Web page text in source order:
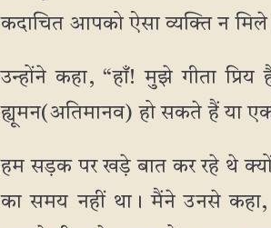
कदाचित आपको ऐसा व्यक्ति न
उन्होंने कहा, “हाँ! मुझे गीता
ह्यूमन(अतिमानव) हो सकते हैं या एक
हम सड़क पर खड़े बात कर रहे थे
का समय नहीं था। मैंने उनसे